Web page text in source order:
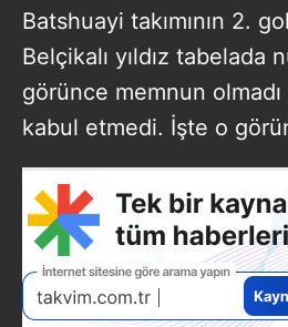
Batshuayi takımının 2.
Belçikalı yıldız tabelada
görünce memnun
kabul etmedi. İşte o